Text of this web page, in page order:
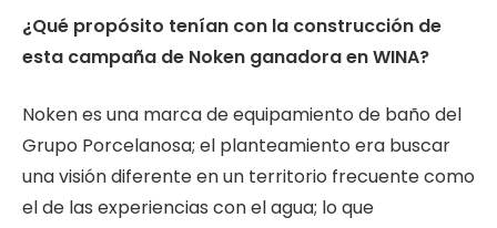
¿Qué propósito tenían con la construcción de
esta campaña de Noken ganadora en WINA?
Noken es una marca de equipamiento de baño del
Grupo Porcelanosa; el planteamiento era buscar
una visión diferente en un territorio frecuente como
el de las experiencias con el agua; lo que